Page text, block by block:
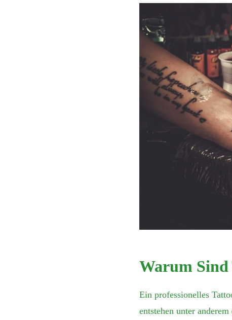
Warum
Ein professionelles
entstehen unter anderem